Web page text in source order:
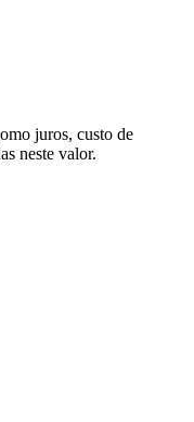
juros, custo de
neste valor.